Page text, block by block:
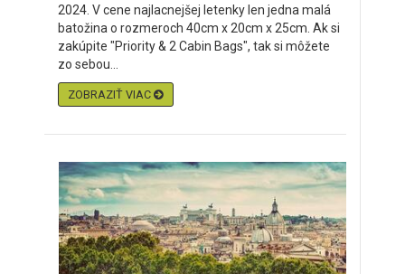
2024. V cene najlacnejšej letenky len jedna malá
batožina o rozmeroch 40cm x 20cm x 25cm. Ak si
zakúpite "Priority & 2 Cabin Bags", tak si môžete
zo sebou...
ZOBRAZIŤ VIAC